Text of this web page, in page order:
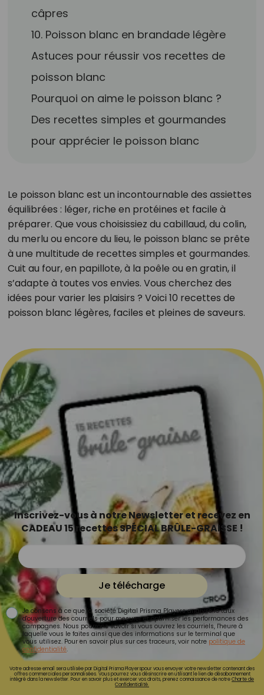
câpres
10. Poisson blanc en brandade légère
Astuces pour réussir vos recettes de
poisson blanc
Pourquoi on aime le poisson blanc ?
Des recettes simples et gourmandes
pour apprécier le poisson blanc
Le poisson blanc est un incontournable des assiettes
équilibrées : léger, riche en protéines et facile à
préparer. Que vous choisissiez du cabillaud, du colin,
du merlu ou encore du lieu, le poisson blanc se prête
à une multitude de recettes simples et gourmandes.
Cuit au four, en papillote, à la poêle ou en gratin, il
s’adapte à toutes vos envies. Vous cherchez des
idées pour varier les plaisirs ? Voici 10 recettes de
poisson blanc légères, faciles et pleines de saveurs.
Inscrivez-vous à notre Newsletter et recevez en
CADEAU 15 recettes SPÉCIAL BRÛLE-GRAISSE !
Je télécharge
Je consens à ce que la société Digital Prisma Players analyse le taux
d'ouverture des courriels pour mesurer et optimiser les performances des
campagnes. Nous pourrons savoir si vous ouvrez les courriels, l'heure à
laquelle vous le faites ainsi que des informations sur le terminal que
vous utilisez. Pour en savoir plus sur ces traceurs, voir notre politique de
confidentialité.
Votre adresse email sera utilisée par Digital Prisma Playerspour vous envoyer votre newsletter contenant des
offres commerciales personnalisées. Vous pourrez vous désinscrire en utilisant le lien de désabonnement
intégré dans la newsletter. Pour en savoir plus et exercer vos droits, prenez connaissance de notreCharte de
Confidentialité.